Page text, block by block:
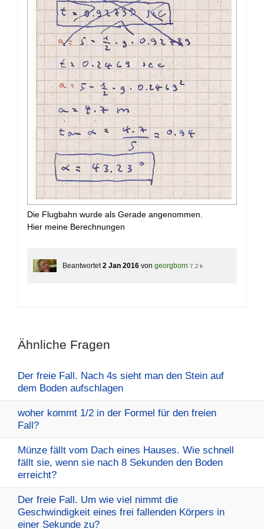
Die Flugbahn wurde als Gerade angenommen.
Hier meine Berechnungen
Beantwortet 2 Jan 2016 von georgborn 7,2 k
Ähnliche Fragen
Der freie Fall. Nach 4s sieht man den Stein auf
dem Boden aufschlagen
woher kommt 1/2 in der Formel für den freien
Fall?
Münze fällt vom Dach eines Hauses. Wie schnell
fällt sie, wenn sie nach 8 Sekunden den Boden
erreicht?
Der freie Fall. Um wie viel nimmt die
Geschwindigkeit eines frei fallenden Körpers in
einer Sekunde zu?